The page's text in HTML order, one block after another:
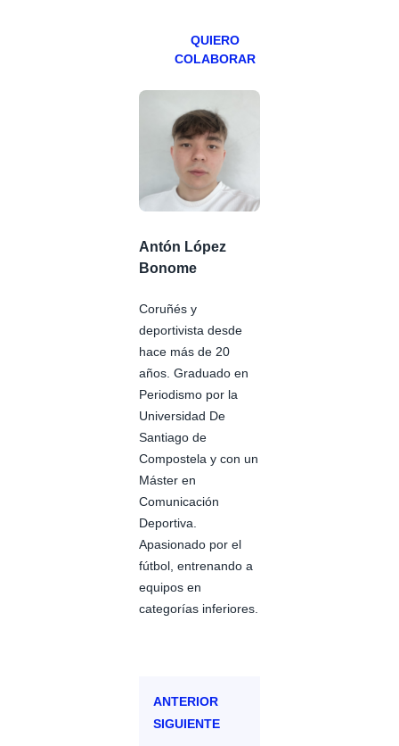
QUIERO
COLABORAR
Antón López
Bonome
Coruñés y
deportivista desde
hace más de 20
años. Graduado en
Periodismo por la
Universidad De
Santiago de
Compostela y con un
Máster en
Comunicación
Deportiva.
Apasionado por el
fútbol, entrenando a
equipos en
categorías inferiores.
ANTERIOR
SIGUIENTE